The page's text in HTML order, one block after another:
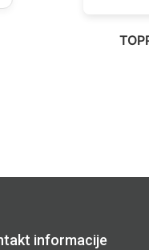
informacije